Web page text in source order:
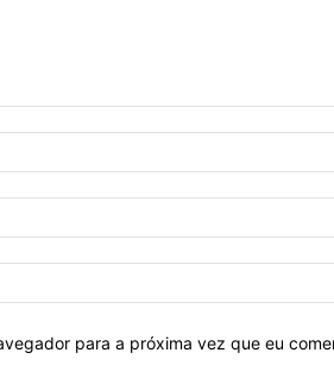
para a próxima vez que eu